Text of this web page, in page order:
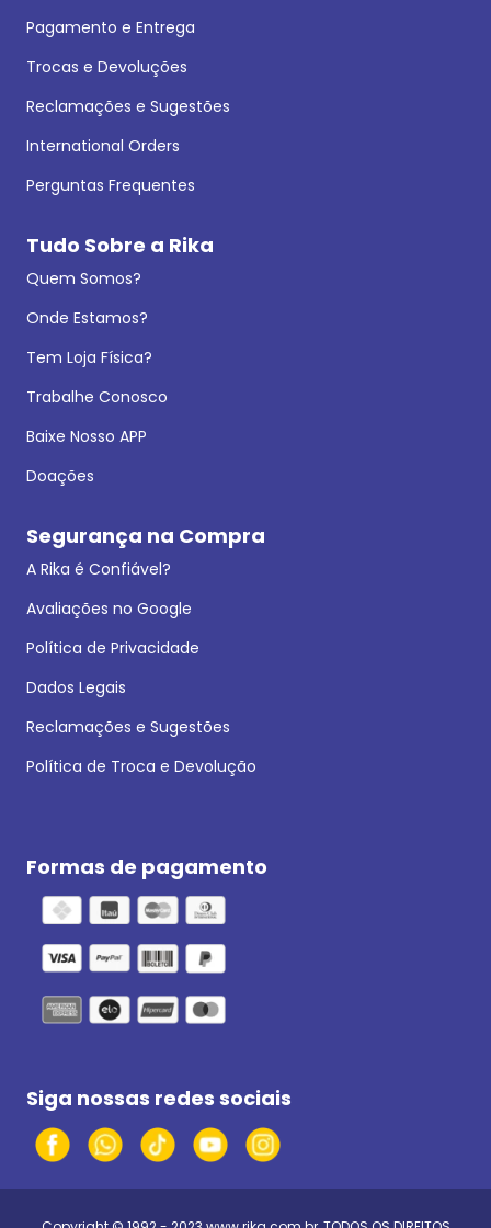
Pagamento e Entrega
Trocas e Devoluções
Reclamações e Sugestões
International Orders
Perguntas Frequentes
Tudo Sobre a Rika
Quem Somos?
Onde Estamos?
Tem Loja Física?
Trabalhe Conosco
Baixe Nosso APP
Doações
Segurança na Compra
A Rika é Confiável?
Avaliações no Google
Política de Privacidade
Dados Legais
Reclamações e Sugestões
Política de Troca e Devolução
Formas de pagamento
Siga nossas redes sociais